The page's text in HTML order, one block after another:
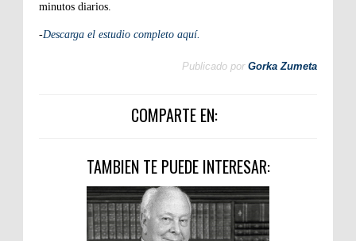
minutos diarios.
-Descarga el estudio completo aquí.
Publicado por Gorka Zumeta
COMPARTE EN:
TAMBIEN TE PUEDE INTERESAR: